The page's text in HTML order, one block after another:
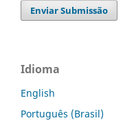
Enviar Submissão
Idioma
English
Português (Brasil)